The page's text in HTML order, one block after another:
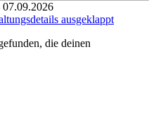
ausgeklappt
die deinen